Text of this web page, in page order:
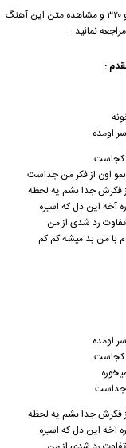
با کیفیت ۱۲۸ و ۳۲۰ و مشاهده متن این آهنگ
نمائید …
:
اومده
کجاست
اون از فکر من جداست
فکرش جدا بشم یه لحظه
آخه این دل که اسیره
تفاوت رد شدی از من
با من بد میشه کم کم
اومده
کجاست
جداست
فکرش جدا بشم یه لحظه
آخه این دل که اسیره